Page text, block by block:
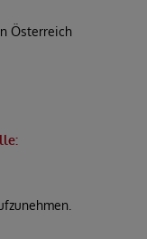
Österreich